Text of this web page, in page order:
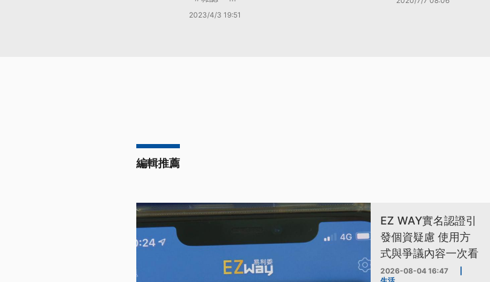
2023/4/3 19:51
編輯推薦
EZ WAY實名認證引
發個資疑慮 使用方
式與爭議內容一次看
2026-08-04 16:47